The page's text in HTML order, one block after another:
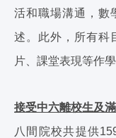
活和職場溝通，數
述。此外，所有科
片、課堂表現等作學
接受中六離校生及
八間院校共提供